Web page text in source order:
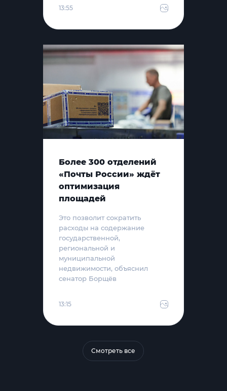
13:55
Более 300 отделений
«Почты России» ждёт
оптимизация
площадей
Это позволит сократить
расходы на содержание
государственной,
региональной и
муниципальной
недвижимости, объяснил
сенатор Борщёв
13:15
Смотреть все